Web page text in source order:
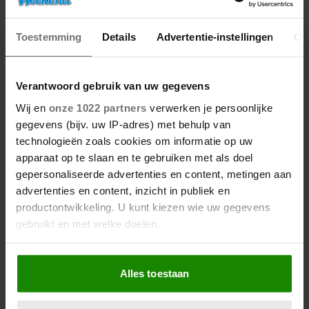
Toestemming Details Advertentie-instellingen
Verantwoord gebruik van uw gegevens
Wij en onze 1022 partners verwerken je persoonlijke
gegevens (bijv. uw IP-adres) met behulp van
technologieën zoals cookies om informatie op uw
apparaat op te slaan en te gebruiken met als doel
gepersonaliseerde advertenties en content, metingen aan
advertenties en content, inzicht in publiek en
productontwikkeling. U kunt kiezen wie uw gegevens
gebruikt en met welke doelen.
Als u het toestaat, willen we ook graag:
Informatie verzamelen over uw geografische
locatie, die tot een paar meter nauwkeurig kan zijn
Alles toestaan
06/08/2026
DOCUMENTAIRE OVER GILMORE GIRLS
LEES MEER
Sport